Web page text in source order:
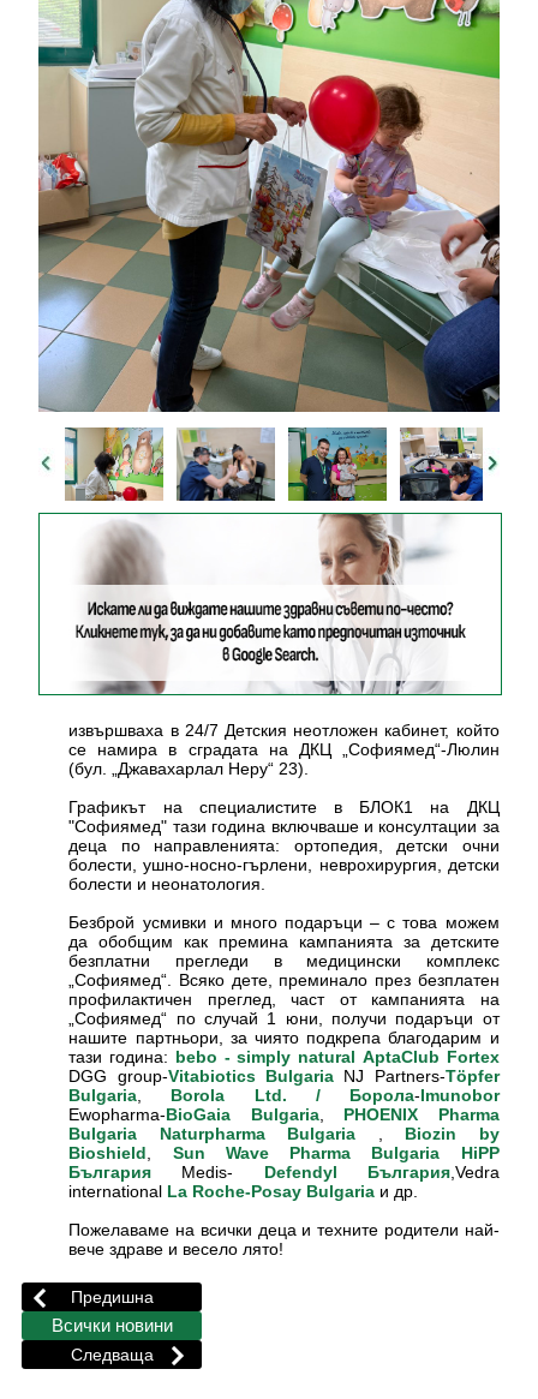
извършваха в 24/7 Детския неотложен кабинет, който
се намира в сградата на ДКЦ „Софиямед“-Люлин
(бул. „Джавахарлал Неру“ 23).
Графикът на специалистите в БЛОК1 на ДКЦ
"Софиямед" тази година включваше и консултации за
деца по направленията: ортопедия, детски очни
болести, ушно-носно-гърлени, неврохирургия, детски
болести и неонатология.
Безброй усмивки и много подаръци – с това можем
да обобщим как премина кампанията за детските
безплатни прегледи в медицински комплекс
„Софиямед“. Всяко дете, преминало през безплатен
профилактичен преглед, част от кампанията на
„Софиямед“ по случай 1 юни, получи подаръци от
нашите партньори, за чиято подкрепа благодарим и
тази година:
bebo - simply natural AptaClub Fortex
DGG group-Vitabiotics Bulgaria NJ Partners-Töpfer
Bulgaria
Borola Ltd. / Борола- Imunobor
Ewopharma- BioGaia Bulgaria,
PHOENIX Pharma
Bulgaria
Naturpharma Bulgaria
Biozin by
Bioshield
Sun Wave Pharma Bulgaria
HiPP
България Medis- Defendyl България,Vedra
international La Roche-Posay Bulgaria и др.
Пожелаваме на всички деца и техните родители най-
вече здравe и весело лято!